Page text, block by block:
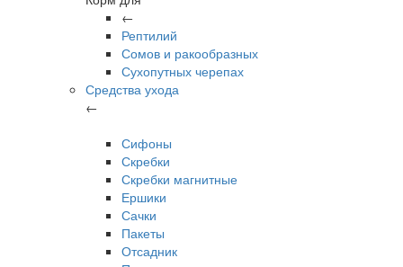
←
Рептилий
Сомов и ракообразных
Сухопутных черепах
Средства ухода
←
Сифоны
Скребки
Скребки магнитные
Ершики
Сачки
Пакеты
Отсадник